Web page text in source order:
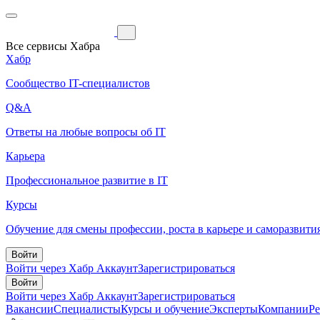
Все сервисы Хабра
Хабр
Сообщество IT-специалистов
Q&A
Ответы на любые вопросы об IT
Карьера
Профессиональное развитие в IT
Курсы
Обучение для смены профессии, роста в карьере и
Войти
Войти через Хабр АккаунтЗарегистрироваться
Войти
Войти через Хабр АккаунтЗарегистрироваться
ВакансииСпециалистыКурсы и обучениеЭкспертыКомпании